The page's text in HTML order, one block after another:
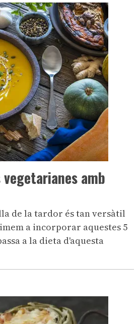
amb
de la tardor és tan versàtil
a incorporar aquestes 5
a la dieta d'aquesta